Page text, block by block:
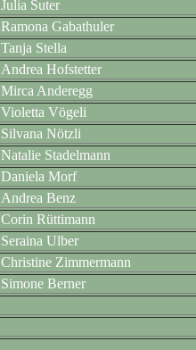
Julia Suter
Ramona Gabathuler
Tanja Stella
Andrea Hofstetter
Mirca Anderegg
Violetta Vögeli
Silvana Nötzli
Natalie Stadelmann
Daniela Morf
Andrea Benz
Corin Rüttimann
Seraina Ulber
Christine Zimmermann
Simone Berner